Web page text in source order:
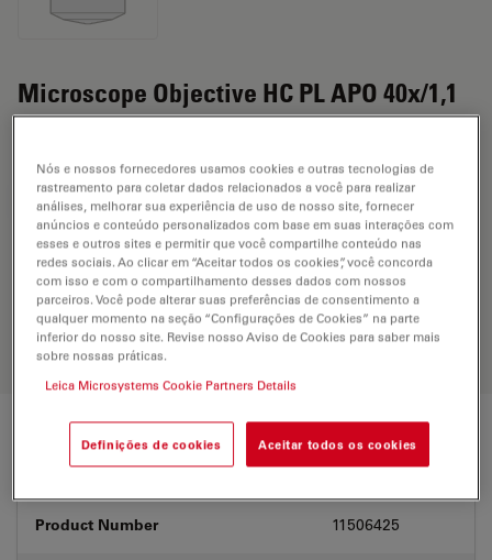
Microscope Objective HC PL APO 40x/1,1
W CORR CS2
SOLICITAÇÃO DE ORÇAMENTO
Discover the perfect solution. Explore
ourObjective Finder, compare
alternatives, and find the best fit for
your needs.
Technical Specs
Product Number 11506425
Nós e nossos fornecedores usamos cookies e outras tecnologias de
rastreamento para coletar dados relacionados a você para realizar
análises, melhorar sua experiência de uso de nosso site, fornecer
anúncios e conteúdo personalizados com base em suas interações com
esses e outros sites e permitir que você compartilhe conteúdo nas
redes sociais. Ao clicar em “Aceitar todos os cookies”, você concorda
com isso e com o compartilhamento desses dados com nossos
parceiros. Você pode alterar suas preferências de consentimento a
qualquer momento na seção “Configurações de Cookies” na parte
inferior do nosso site. Revise nosso Aviso de Cookies para saber mais
sobre nossas práticas.
Leica Microsystems Cookie Partners Details
Definições de cookies Aceitar todos os cookies